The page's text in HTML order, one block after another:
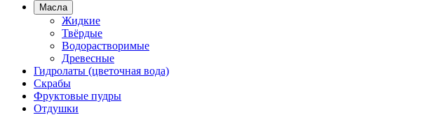
Масла
Жидкие
Твёрдые
Водорастворимые
Древесные
Гидролаты (цветочная вода)
Скрабы
Фруктовые пудры
Отдушки